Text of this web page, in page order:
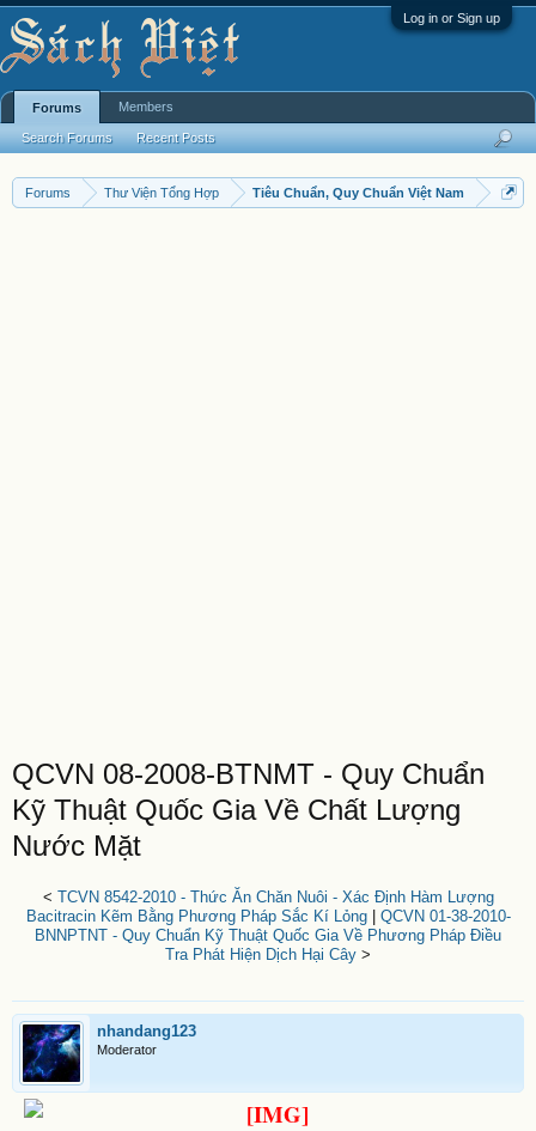
Log in or Sign up
Forums Thư Viện Tổng Hợp Tiêu Chuẩn, Quy Chuẩn Việt Nam
QCVN 08-2008-BTNMT - Quy Chuẩn
Kỹ Thuật Quốc Gia Về Chất Lượng
Nước Mặt
< TCVN 8542-2010 - Thức Ăn Chăn Nuôi - Xác Định Hàm Lượng
Bacitracin Kẽm Bằng Phương Pháp Sắc Kí Lỏng| QCVN 01-38-2010-
BNNPTNT - Quy Chuẩn Kỹ Thuật Quốc Gia Về Phương Pháp Điều
Tra Phát Hiện Dịch Hại Cây >
nhandang123
Moderator
Forums
Search Forums Recent Posts
Members